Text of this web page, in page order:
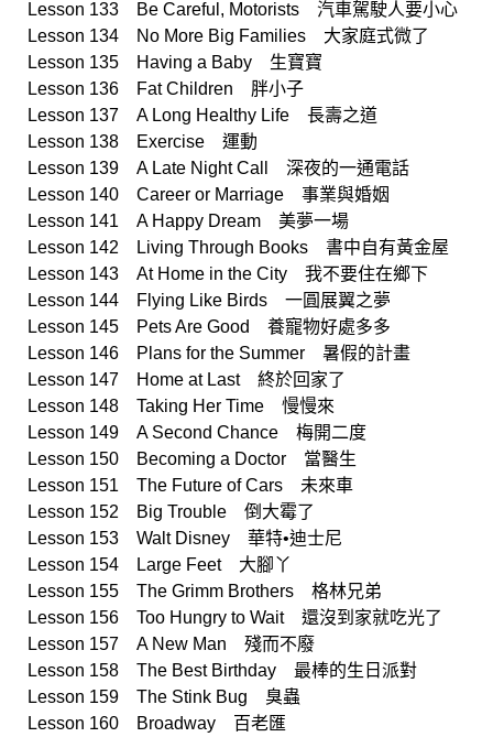
Lesson 133 Be Careful, Motorists 汽車駕駛人要小心
Lesson 134 No More Big Families 大家庭式微了
Lesson 135 Having a Baby 生寶寶
Lesson 136 Fat Children 胖小子
Lesson 137 A Long Healthy Life 長壽之道
Lesson 138 Exercise 運動
Lesson 139 A Late Night Call 深夜的一通電話
Lesson 140 Career or Marriage 事業與婚姻
Lesson 141 A Happy Dream 美夢一場
Lesson 142 Living Through Books 書中自有黃金屋
Lesson 143 At Home in the City 我不要住在鄉下
Lesson 144 Flying Like Birds 一圓展翼之夢
Lesson 145 Pets Are Good 養寵物好處多多
Lesson 146 Plans for the Summer 暑假的計畫
Lesson 147 Home at Last 終於回家了
Lesson 148 Taking Her Time 慢慢來
Lesson 149 A Second Chance 梅開二度
Lesson 150 Becoming a Doctor 當醫生
Lesson 151 The Future of Cars 未來車
Lesson 152 Big Trouble 倒大霉了
Lesson 153 Walt Disney 華特•迪士尼
Lesson 154 Large Feet 大腳丫
Lesson 155 The Grimm Brothers 格林兄弟
Lesson 156 Too Hungry to Wait 還沒到家就吃光了
Lesson 157 A New Man 殘而不廢
Lesson 158 The Best Birthday 最棒的生日派對
Lesson 159 The Stink Bug 臭蟲
Lesson 160 Broadway 百老匯